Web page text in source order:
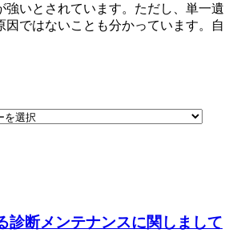
強いとされています。ただし、単一遺
因ではないことも分かっています。自
診断メンテナンスに関しまして